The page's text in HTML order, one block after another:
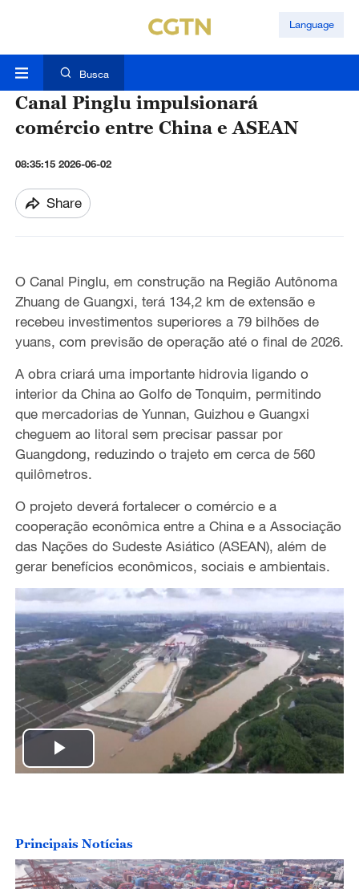
Language
Busca
Canal Pinglu impulsionará
comércio entre China e ASEAN
08:35:15 2026-06-02
Share
O Canal Pinglu, em construção na Região Autônoma
Zhuang de Guangxi, terá 134,2 km de extensão e
recebeu investimentos superiores a 79 bilhões de
yuans, com previsão de operação até o final de 2026.
A obra criará uma importante hidrovia ligando o
interior da China ao Golfo de Tonquim, permitindo
que mercadorias de Yunnan, Guizhou e Guangxi
cheguem ao litoral sem precisar passar por
Guangdong, reduzindo o trajeto em cerca de 560
quilômetros.
O projeto deverá fortalecer o comércio e a
cooperação econômica entre a China e a Associação
das Nações do Sudeste Asiático (ASEAN), além de
gerar benefícios econômicos, sociais e ambientais.
P
a
y
Principais Notícias